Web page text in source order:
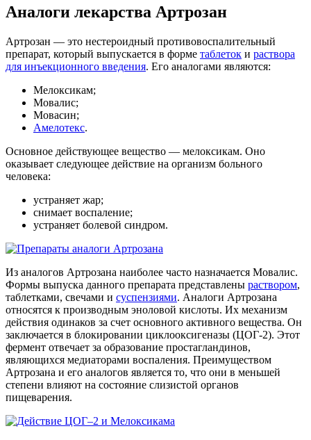
Аналоги лекарства Артрозан
Артрозан — это нестероидный противовоспалительный
препарат, который выпускается в форме таблеток и раствора
для инъекционного введения. Его аналогами являются:
Мелоксикам;
Мовалис;
Мовасин;
Амелотекс.
Основное действующее вещество — мелоксикам. Оно
оказывает следующее действие на организм больного
человека:
устраняет жар;
снимает воспаление;
устраняет болевой синдром.
Из аналогов Артрозана наиболее часто назначается Мовалис.
Формы выпуска данного препарата представлены раствором,
таблетками, свечами и суспензиями. Аналоги Артрозана
относятся к производным эноловой кислоты. Их механизм
действия одинаков за счет основного активного вещества. Он
заключается в блокировании циклооксигеназы (ЦОГ-2). Этот
фермент отвечает за образование простагландинов,
являющихся медиаторами воспаления. Преимуществом
Артрозана и его аналогов является то, что они в меньшей
степени влияют на состояние слизистой органов
пищеварения.